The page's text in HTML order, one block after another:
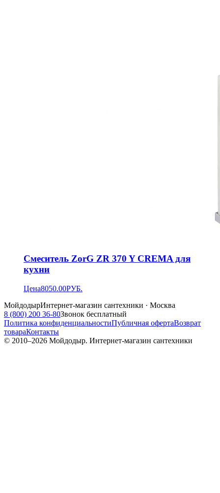
Смеситель ZorG ZR 370 Y CREMA для
кухни
Цена8050.00РУБ.
МойдодырИнтернет-магазин сантехники · Москва
8 (800) 200 36-80Звонок бесплатный
Политика конфиденциальностиПубличная офертаВозврат
товараКонтакты
© 2010–2026 Мойдодыр. Интернет-магазин сантехники